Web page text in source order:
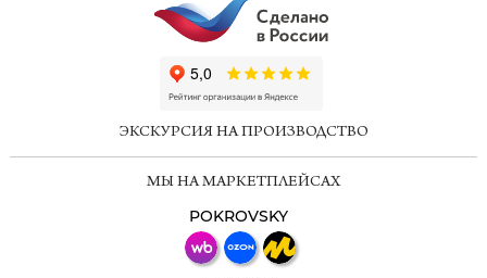
ЭКСКУРСИЯ НА ПРОИЗВОДСТВО
МЫ НА МАРКЕТПЛЕЙСАХ
POKROVSKY